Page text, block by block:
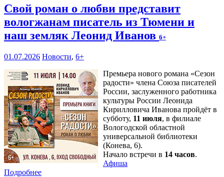
Свой роман о любви представит
вологжанам писатель из Тюмени и
наш земляк Леонид Иванов 6+
01.07.2026 Новости, 6+
Премьера нового романа «Сезон
радости» члена Союза писателей
России, заслуженного работника
культуры России Леонида
Кирилловича Иванова пройдёт в
субботу, 11 июля, в филиале
Вологодской областной
универсальной библиотеки
(Конева, 6).
Начало встречи в 14 часов.
Афиша
Подробнее